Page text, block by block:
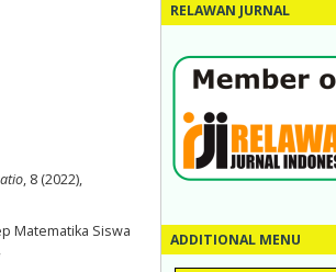
RELAWAN JURNAL
ADDITIONAL MENU
, 8 (2022),
Matematika Siswa